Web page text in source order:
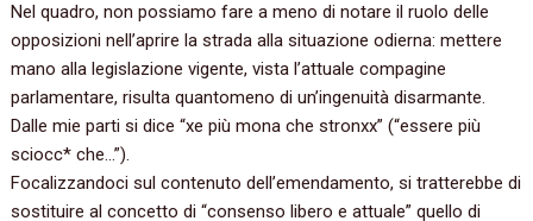
Nel quadro, non possiamo fare a meno di notare il ruolo delle
opposizioni nell’aprire la strada alla situazione odierna: mettere
mano alla legislazione vigente, vista l’attuale compagine
parlamentare, risulta quantomeno di un’ingenuità disarmante.
Dalle mie parti si dice “xe più mona che stronxx” (“essere più
sciocc* che…”).
Focalizzandoci sul contenuto dell’emendamento, si tratterebbe di
sostituire al concetto di “consenso libero e attuale” quello di